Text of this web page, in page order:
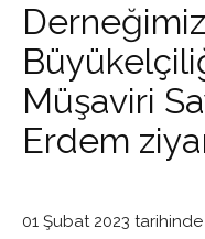
Müşaviri
Erdem
01 Şubat 2023